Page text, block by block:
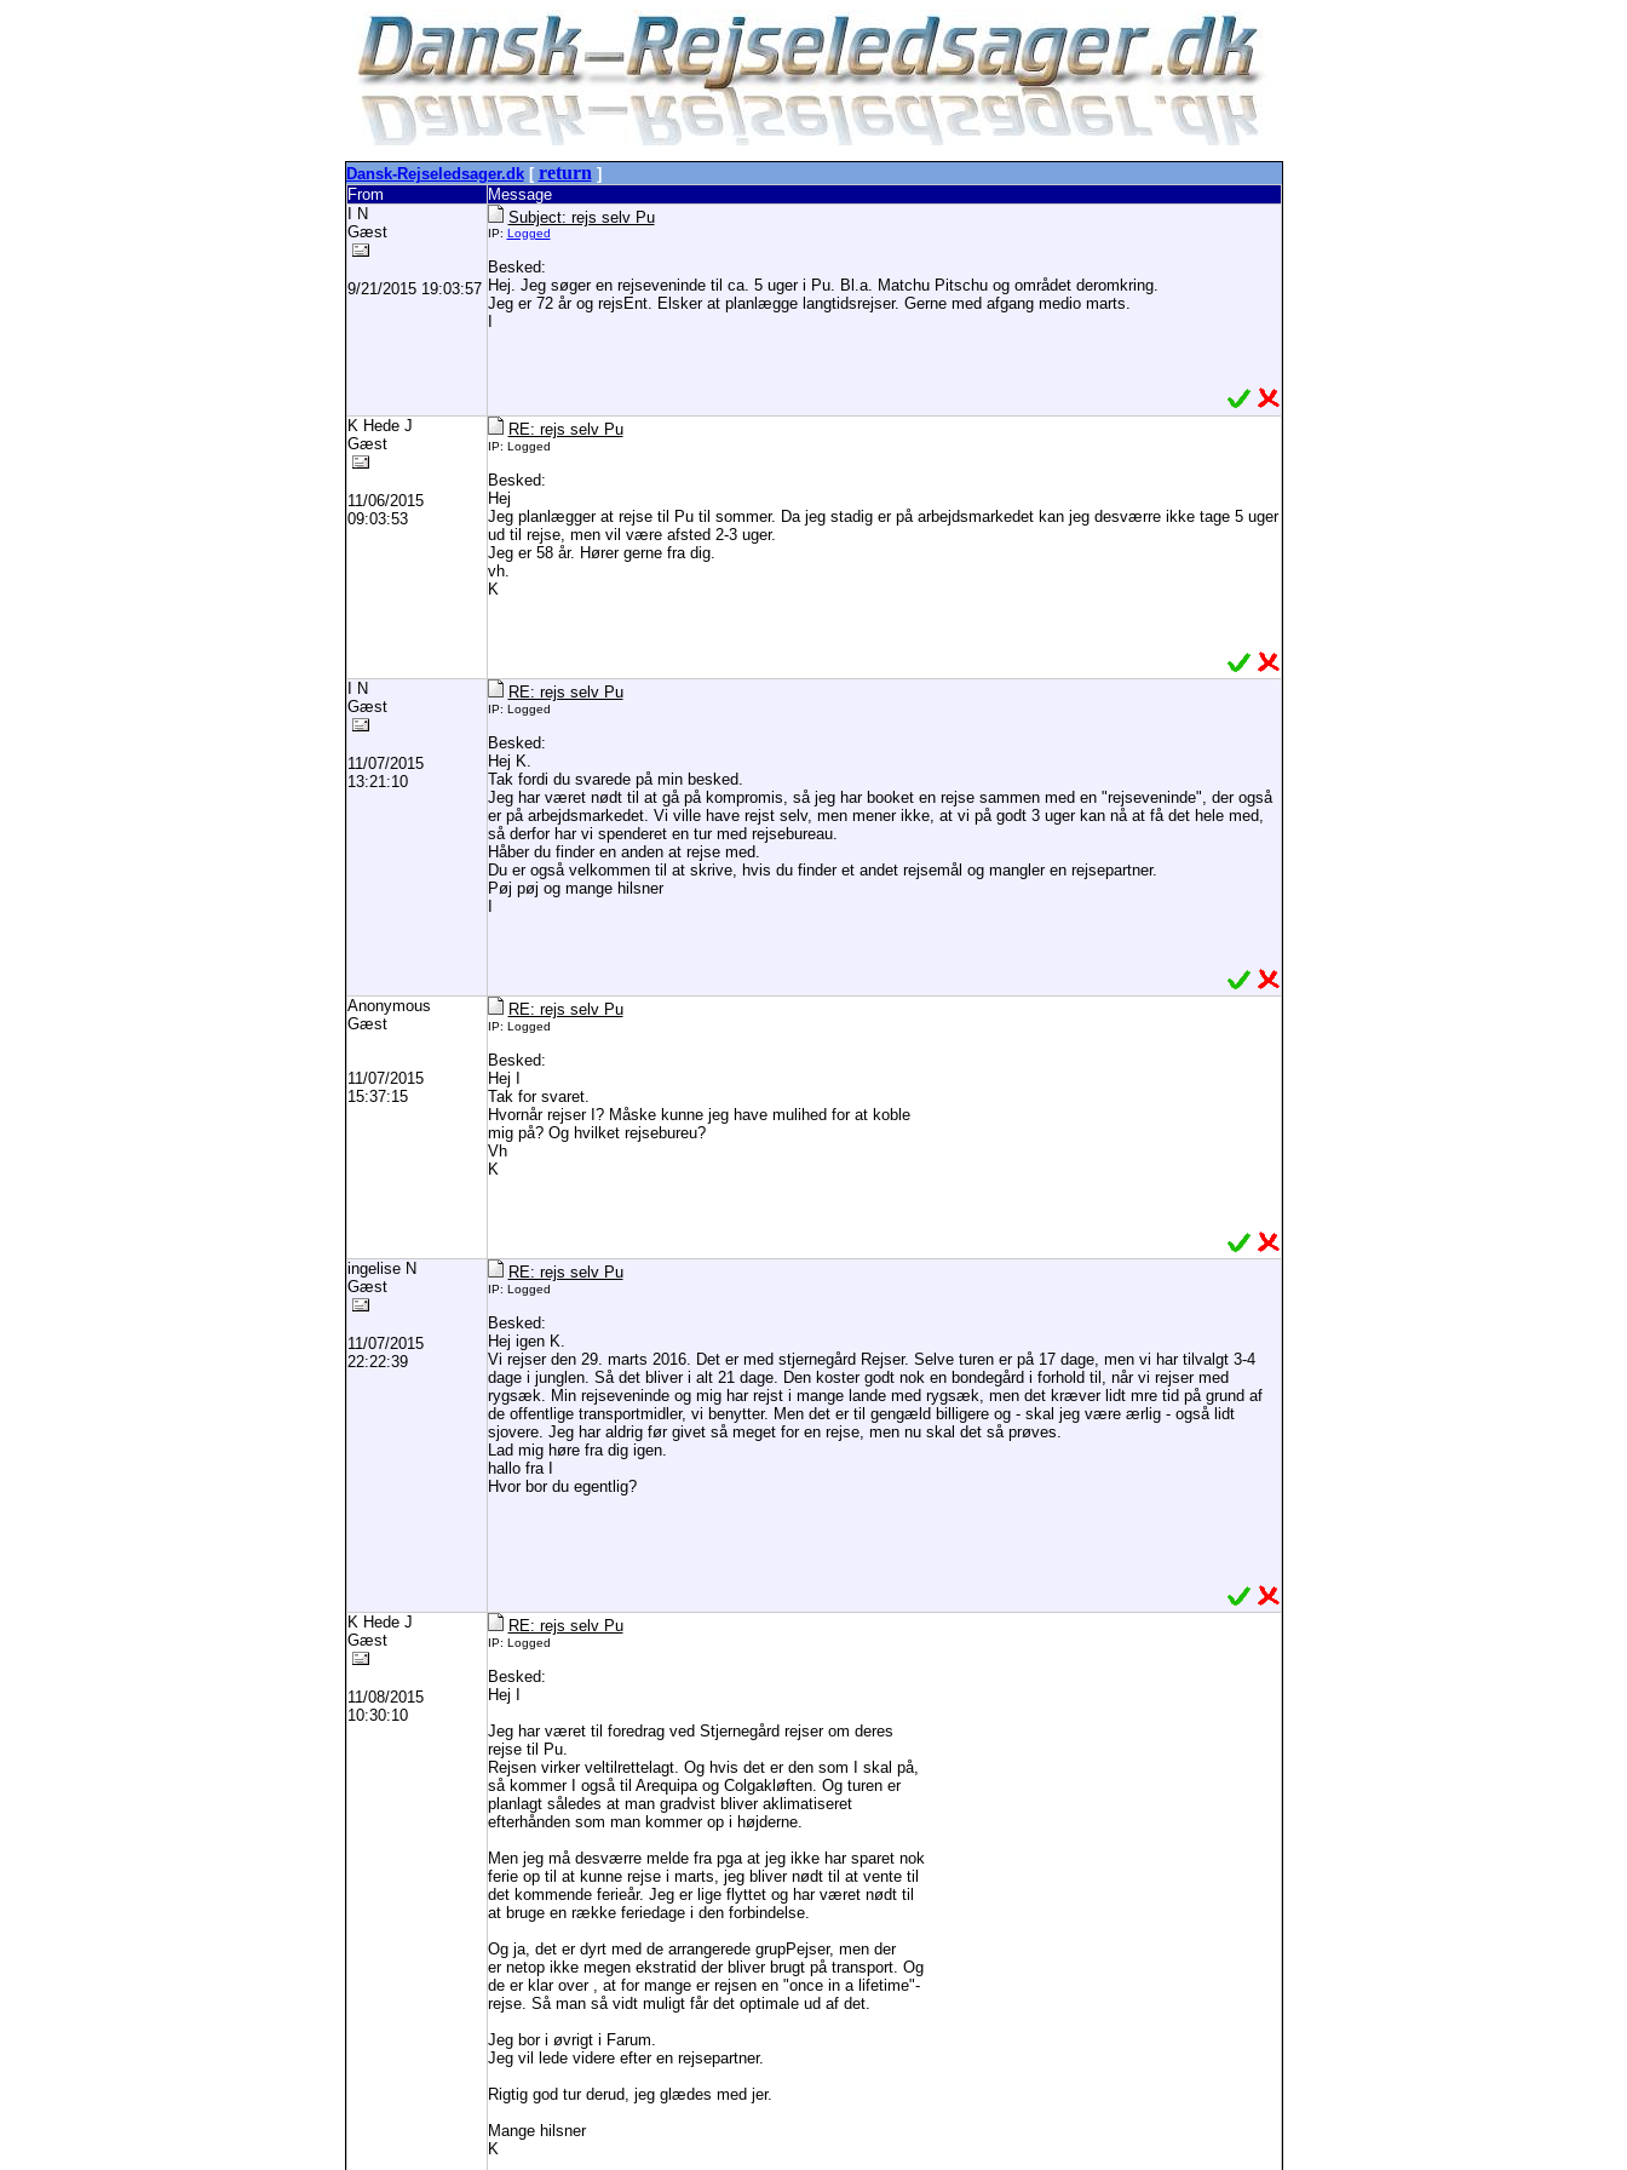
Dansk-Rejseledsager.dk[ return ]
From
Message
I N
Gæst
9/21/2015 19:03:57
Subject: rejs selv Pu
IP: Logged
Besked:
Hej. Jeg søger en rejseveninde til ca. 5 uger i Pu. Bl.a. Matchu Pitschu og området deromkring.
Jeg er 72 år og rejsEnt. Elsker at planlægge langtidsrejser. Gerne med afgang medio marts.
K Hede J
Gæst
11/06/2015
09:03:53
RE: rejs selv Pu
IP: Logged
Besked:
Hej
Jeg planlægger at rejse til Pu til sommer. Da jeg stadig er på arbejdsmarkedet kan jeg desværre ikke tage 5 uger
ud til rejse, men vil være afsted 2-3 uger.
Jeg er 58 år. Hører gerne fra dig.
vh.
K
I N
Gæst
11/07/2015
13:21:10
RE: rejs selv Pu
IP: Logged
Besked:
Hej K.
Tak fordi du svarede på min besked.
Jeg har været nødt til at gå på kompromis, så jeg har booket en rejse sammen med en "rejseveninde", der også
er på arbejdsmarkedet. Vi ville have rejst selv, men mener ikke, at vi på godt 3 uger kan nå at få det hele med,
så derfor har vi spenderet en tur med rejsebureau.
Håber du finder en anden at rejse med.
Du er også velkommen til at skrive, hvis du finder et andet rejsemål og mangler en rejsepartner.
Pøj pøj og mange hilsner
Anonymous
Gæst
11/07/2015
15:37:15
RE: rejs selv Pu
IP: Logged
Besked:
Hej I
Tak for svaret.
Hvornår rejser I? Måske kunne jeg have mulihed for at koble
mig på? Og hvilket rejsebureu?
Vh
K
ingelise N
Gæst
11/07/2015
22:22:39
RE: rejs selv Pu
IP: Logged
Besked:
Hej igen K.
Vi rejser den 29. marts 2016. Det er med stjernegård Rejser. Selve turen er på 17 dage, men vi har tilvalgt 3-4
dage i junglen. Så det bliver i alt 21 dage. Den koster godt nok en bondegård i forhold til, når vi rejser med
rygsæk. Min rejseveninde og mig har rejst i mange lande med rygsæk, men det kræver lidt mre tid på grund af
de offentlige transportmidler, vi benytter. Men det er til gengæld billigere og - skal jeg være ærlig - også lidt
sjovere. Jeg har aldrig før givet så meget for en rejse, men nu skal det så prøves.
Lad mig høre fra dig igen.
hallo fra I
Hvor bor du egentlig?
K Hede J
Gæst
11/08/2015
10:30:10
RE: rejs selv Pu
IP: Logged
Besked:
Hej I
Jeg har været til foredrag ved Stjernegård rejser om deres
rejse til Pu.
Rejsen virker veltilrettelagt. Og hvis det er den som I skal på,
så kommer I også til Arequipa og Colgakløften. Og turen er
planlagt således at man gradvist bliver aklimatiseret
efterhånden som man kommer op i højderne.
Men jeg må desværre melde fra pga at jeg ikke har sparet nok
ferie op til at kunne rejse i marts, jeg bliver nødt til at vente til
det kommende ferieår. Jeg er lige flyttet og har været nødt til
at bruge en række feriedage i den forbindelse.
Og ja, det er dyrt med de arrangerede grupPejser, men der
er netop ikke megen ekstratid der bliver brugt på transport. Og
de er klar over , at for mange er rejsen en "once in a lifetime"-
rejse. Så man så vidt muligt får det optimale ud af det.
Jeg bor i øvrigt i Farum.
Jeg vil lede videre efter en rejsepartner.
Rigtig god tur derud, jeg glædes med jer.
Mange hilsner
K